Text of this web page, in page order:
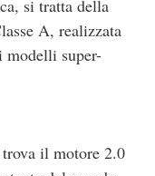
si tratta della
A, realizzata
modelli super-
il motore 2.0